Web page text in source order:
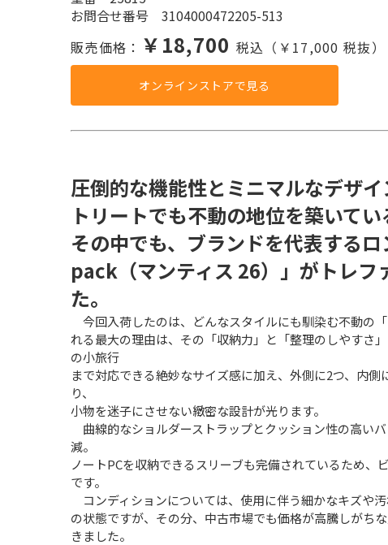
お問合せ番号 3104000472205-513
販売価格： ￥18,700 税込（￥17,000 税抜）
オンラインストアで見る
圧倒的な機能性とミニマルなデザ
トリートでも不動の地位を築いてい
その中でも、ブランドを代表する
pack（マンティス 26）」がトレフ
た。
今回入荷したのは、どんなスタイルにも馴染む不動の
れる最大の理由は、その「収納力」と「整理のしやすさ
の小旅行
まで対応できる絶妙なサイズ感に加え、外側に2つ、内
り、
小物を迷子にさせない緻密な設計が光ります。
曲線的なショルダーストラップとクッション性の高い
減。
ノートPCを収納できるスリーブも完備されているため
です。
コンディションについては、使用に伴う細かなキズ
の状態ですが、その分、中古市場でも価格が高騰しがち
きました。